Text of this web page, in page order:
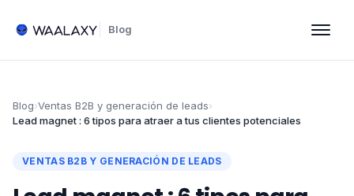
Blog
Blog›Ventas B2B y generación de leads›
Lead magnet : 6 tipos para atraer a tus clientes potenciales
VENTAS B2B Y GENERACIÓN DE LEADS